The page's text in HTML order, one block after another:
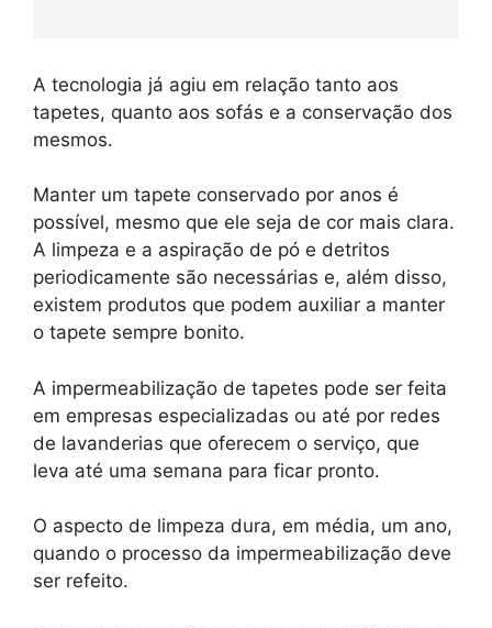
A tecnologia já agiu em relação tanto aos
tapetes, quanto aos sofás e a conservação dos
mesmos.
Manter um tapete conservado por anos é
possível, mesmo que ele seja de cor mais clara.
A limpeza e a aspiração de pó e detritos
periodicamente são necessárias e, além disso,
existem produtos que podem auxiliar a manter
o tapete sempre bonito.
A impermeabilização de tapetes pode ser feita
em empresas especializadas ou até por redes
de lavanderias que oferecem o serviço, que
leva até uma semana para ficar pronto.
O aspecto de limpeza dura, em média, um ano,
quando o processo da impermeabilização deve
ser refeito.